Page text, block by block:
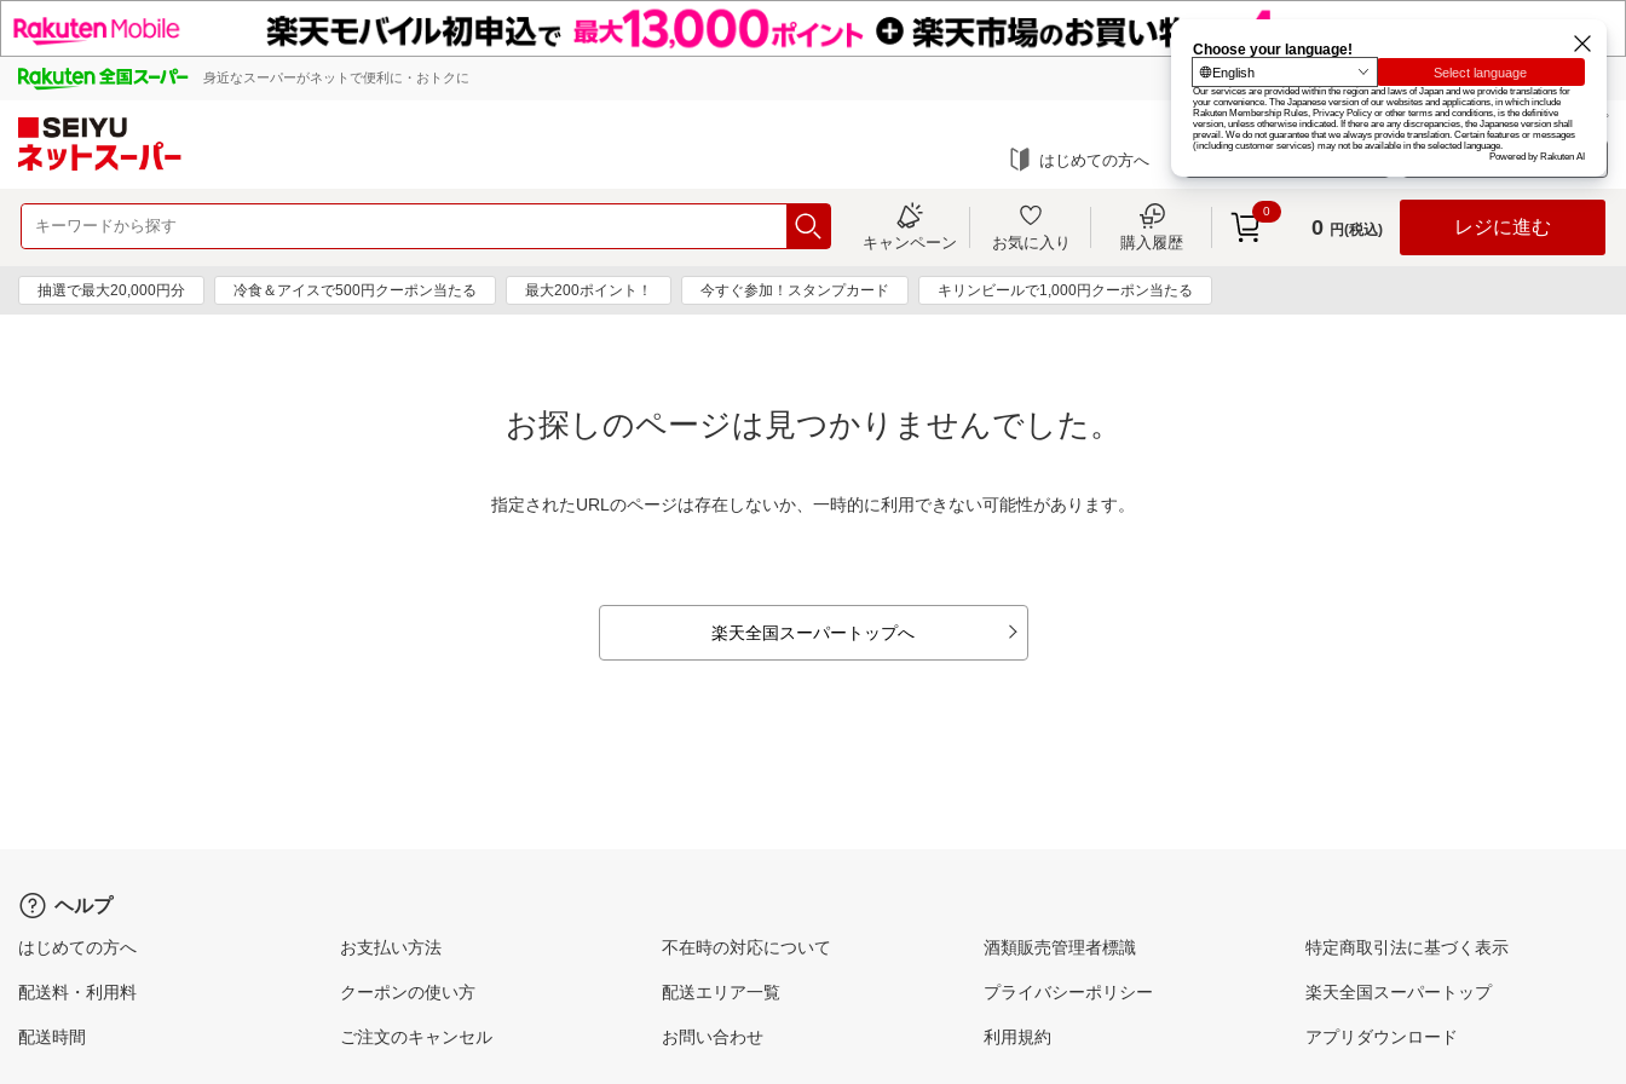
身近なスーパーがネットで便利に・おトクに 楽天グループ カード
お知らせ ヘルプ
はじめての方へ ログイン
キャンペーン お気に入り 購入履歴
0
0 円(税込) レジに進む
抽選で最大20,000円分 冷食＆アイスで500円クーポン当たる 最大200ポイント！ 今すぐ参加！スタンプカード キリンビールで1,000円クーポン当たる
お探しのページは見つかりませんでした。
指定されたURLのページは存在しないか、一時的に利用できない可能性があります。
楽天全国スーパートップへ
ヘルプ
はじめての方へ
配送料・利用料
配送時間
お支払い方法
クーポンの使い方
ご注文のキャンセル
不在時の対応について
配送エリア一覧
お問い合わせ
酒類販売管理者標識
プライバシーポリシー
利用規約
特定商取引法に基づく表示
楽天全国スーパートップ
アプリダウンロード